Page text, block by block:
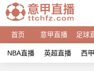
首页 意甲直播 足球
NBA直播 英超直播 西